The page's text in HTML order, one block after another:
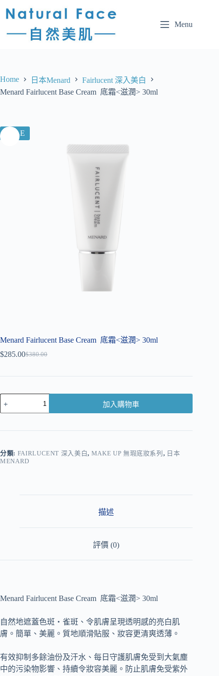
Menu
Home 日本Menard
Fairlucent 深入美白
Menard Fairlucent Base Cream 底霜<滋潤> 30ml
SALE
Menard Fairlucent Base Cream 底霜<滋潤> 30ml
$380.00
$285.00
加入購物車
r
n
分類: FAIRLUCENT 深入美白, MAKE UP 無瑕底妝系列 , 日本
MENARD
描述
評價 (0)
Menard Fairlucent Base Cream 底霜<滋潤> 30ml
自然地遮蓋色斑・雀斑、令肌膚呈現透明感的亮白肌
膚。簡單、美麗。質地順滑貼服、妝容更清爽透薄。
有效抑制多餘油份及汗水、每日守護肌膚免受到大氣塵
中的污染物影響、持續令妝容美麗。防止肌膚免受紫外